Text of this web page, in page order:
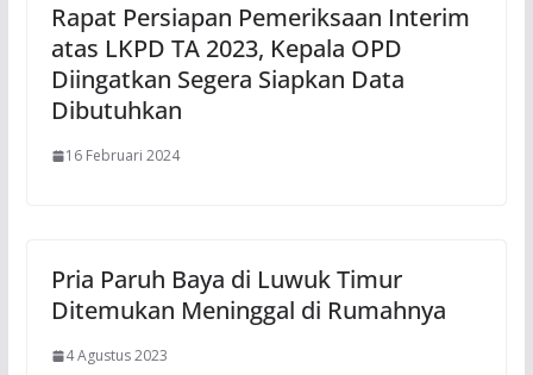
Rapat Persiapan Pemeriksaan Interim
atas LKPD TA 2023, Kepala OPD
Diingatkan Segera Siapkan Data
Dibutuhkan
16 Februari 2024
Pria Paruh Baya di Luwuk Timur
Ditemukan Meninggal di Rumahnya
4 Agustus 2023